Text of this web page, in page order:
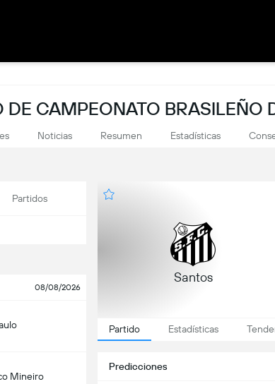
DE CAMPEONATO BRASILEÑO
Noticias Resumen Estadísticas
Partidos
08/08/2026
Mineiro
Santos
Partido Estadísticas
Predicciones